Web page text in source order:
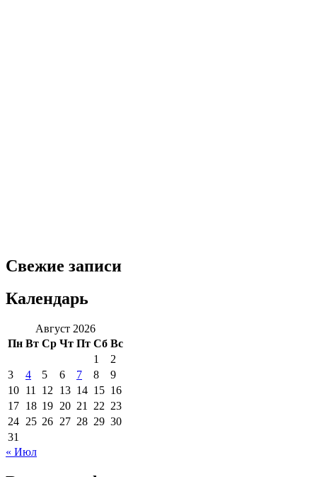
Свежие записи
Календарь
Август 2026
Пн Вт Ср Чт Пт Сб Вс
1
2
3
4 5 6 7 8
9
10 11 12 13 14 15 16
17 18 19 20 21 22 23
24 25 26 27 28 29 30
31
« Июл